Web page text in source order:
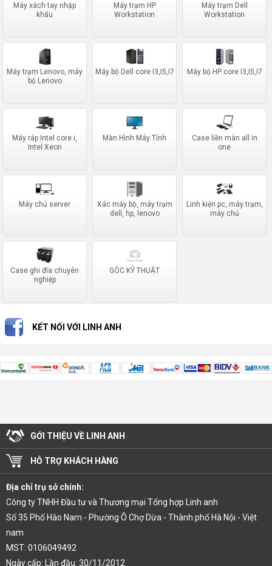
Máy xách tay nhập
khẩu
Máy trạm HP
Workstation
Máy trạm Dell
Workstation
Máy trạm Lenovo, máy
bộ Lenovo
Máy bộ Dell core I3,I5,I7 Máy bộ HP core I3,I5,I7
Máy ráp Intel core i,
Intel Xeon
Màn Hình Máy Tính
Case liền màn all in
one
Máy chủ server
Xác máy bộ, máy trạm
dell, hp, lenovo
Linh kiện pc, máy trạm,
máy chủ
Case ghi đĩa chuyên
nghiệp
GÓC KỸ THUẬT
KẾT NỐI VỚI LINH ANH
GỚI THIỆU VỀ LINH ANH
HỖ TRỢ KHÁCH HÀNG
Địa chỉ trụ sở chính:
Công ty TNHH Đầu tư và Thương mại Tổng hợp Linh anh
Số 35 Phố Hào Nam - Phường Ô Chợ Dừa - Thành phố Hà Nội - Việt
nam
MST: 0106049492
Ngày cấp: Lần đầu: 30/11/2012